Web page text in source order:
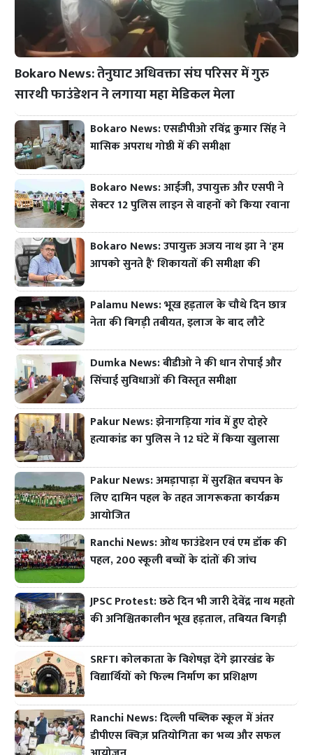
Bokaro News: तेनुघाट अधिवक्ता संघ परिसर में गुरु
सारथी फाउंडेशन ने लगाया महा मेडिकल मेला
Bokaro News: एसडीपीओ रविंद्र कुमार सिंह ने
मासिक अपराध गोष्ठी में की समीक्षा
Bokaro News: आईजी, उपायुक्त और एसपी ने
सेक्टर 12 पुलिस लाइन से वाहनों को किया रवाना
Bokaro News: उपायुक्त अजय नाथ झा ने 'हम
आपको सुनते हैं' शिकायतों की समीक्षा की
Palamu News: भूख हड़ताल के चौथे दिन छात्र
नेता की बिगड़ी तबीयत, इलाज के बाद लौटे
Dumka News: बीडीओ ने की धान रोपाई और
सिंचाई सुविधाओं की विस्तृत समीक्षा
Pakur News: झेनागड़िया गांव में हुए दोहरे
हत्याकांड का पुलिस ने 12 घंटे में किया खुलासा
Pakur News: अमड़ापाड़ा में सुरक्षित बचपन के
लिए दामिन पहल के तहत जागरूकता कार्यक्रम
आयोजित
Ranchi News: ओथ फाउंडेशन एवं एम डॉक की
पहल, 200 स्कूली बच्चों के दांतों की जांच
JPSC Protest: छठे दिन भी जारी देवेंद्र नाथ महतो
की अनिश्चितकालीन भूख हड़ताल, तबियत बिगड़ी
SRFTI कोलकाता के विशेषज्ञ देंगे झारखंड के
विद्यार्थियों को फिल्म निर्माण का प्रशिक्षण
Ranchi News: दिल्ली पब्लिक स्कूल में अंतर
डीपीएस क्विज़ प्रतियोगिता का भव्य और सफल